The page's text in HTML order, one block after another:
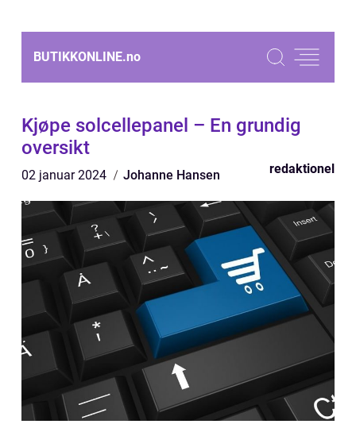
BUTIKKONLINE.no
Kjøpe solcellepanel – En grundig
oversikt
02 januar 2024 Johanne Hansen redaktionel